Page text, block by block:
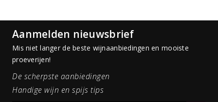
Aanmelden nieuwsbrief
Mis niet langer de beste wijnaanbiedingen en mooiste
proeverijen!
De scherpste aanbiedingen
Handige wijn en spijs tips